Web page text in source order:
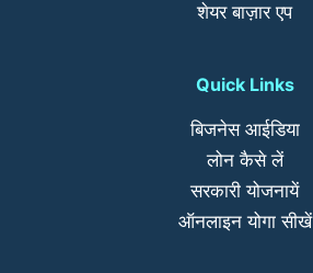
शेयर बाज़ार एप
Quick Links
बिजनेस आईडिया
लोन कैसे लें
सरकारी योजनायें
ऑनलाइन योगा सीखें